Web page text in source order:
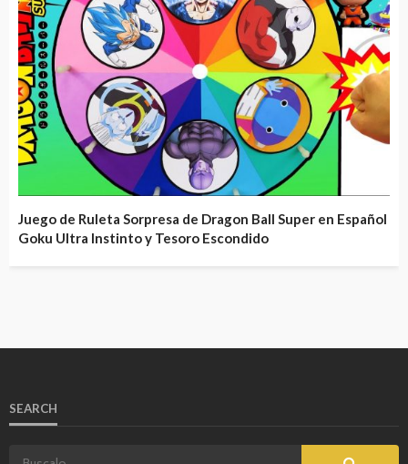
Juego de Ruleta Sorpresa de Dragon Ball Super en Español
Goku Ultra Instinto y Tesoro Escondido
SEARCH